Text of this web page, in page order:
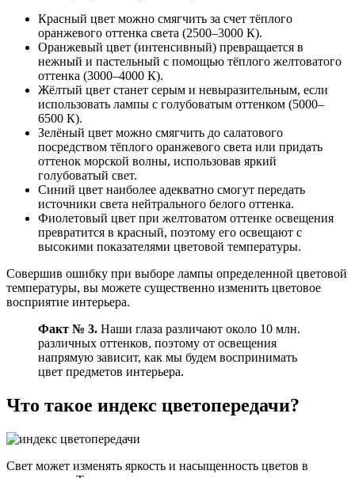
Красный цвет можно смягчить за счет тёплого
оранжевого оттенка света (2500–3000 К).
Оранжевый цвет (интенсивный) превращается в
нежный и пастельный с помощью тёплого желтоватого
оттенка (3000–4000 К).
Жёлтый цвет станет серым и невыразительным, если
использовать лампы с голубоватым оттенком (5000–
6500 К).
Зелёный цвет можно смягчить до салатового
посредством тёплого оранжевого света или придать
оттенок морской волны, использовав яркий
голубоватый свет.
Синий цвет наиболее адекватно смогут передать
источники света нейтрального белого оттенка.
Фиолетовый цвет при желтоватом оттенке освещения
превратится в красный, поэтому его освещают с
высокими показателями цветовой температуры.
Совершив ошибку при выборе лампы определенной цветовой
температуры, вы можете существенно изменить цветовое
восприятие интерьера.
Факт № 3. Наши глаза различают около 10 млн.
различных оттенков, поэтому от освещения
напрямую зависит, как мы будем воспринимать
цвет предметов интерьера.
Что такое индекс цветопередачи?
Свет может изменять яркость и насыщенность цветов в